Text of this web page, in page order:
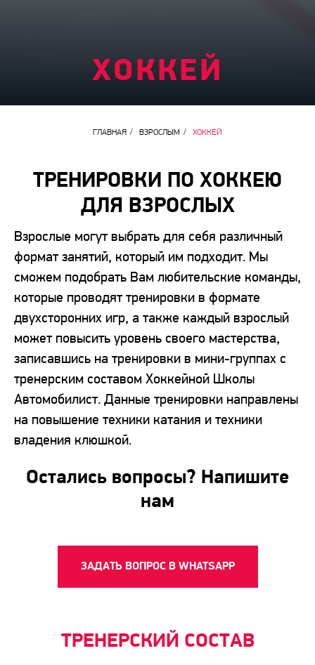
ХОККЕЙ
ГЛАВНАЯ / ВЗРОСЛЫМ / ХОККЕЙ
ТРЕНИРОВКИ ПО ХОККЕЮ
ДЛЯ ВЗРОСЛЫХ
Взрослые могут выбрать для себя различный
формат занятий, который им подходит. Мы
сможем подобрать Вам любительские команды,
которые проводят тренировки в формате
двухсторонних игр, а также каждый взрослый
может повысить уровень своего мастерства,
записавшись на тренировки в мини-группах с
тренерским составом Хоккейной Школы
Автомобилист. Данные тренировки направлены
на повышение техники катания и техники
владения клюшкой.
Остались вопросы? Напишите
нам
ЗАДАТЬ ВОПРОС В WHATSAPP
ТРЕНЕРСКИЙ СОСТАВ